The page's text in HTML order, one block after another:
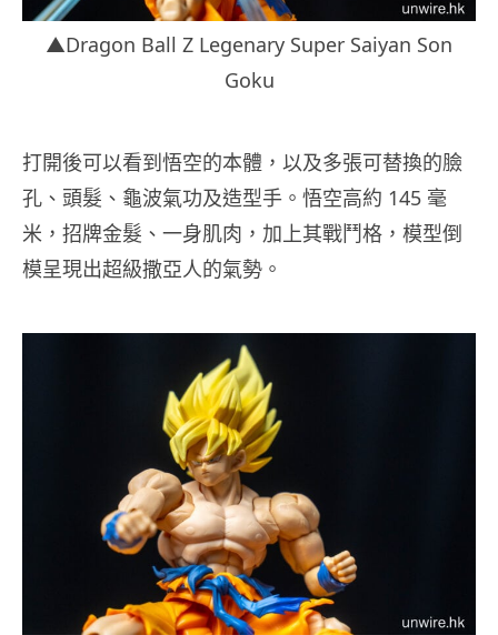
▲Dragon Ball Z Legenary Super Saiyan Son
Goku
打開後可以看到悟空的本體，以及多張可替換的臉
孔、頭髮、龜波氣功及造型手。悟空高約 145 毫
米，招牌金髮、一身肌肉，加上其戰鬥格，模型倒
模呈現出超級撒亞人的氣勢。